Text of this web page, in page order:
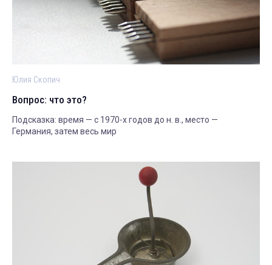
Юлия Скопич
Вопрос: что это?
Подсказка: время — с 1970-х годов до н. в., место —
Германия, затем весь мир